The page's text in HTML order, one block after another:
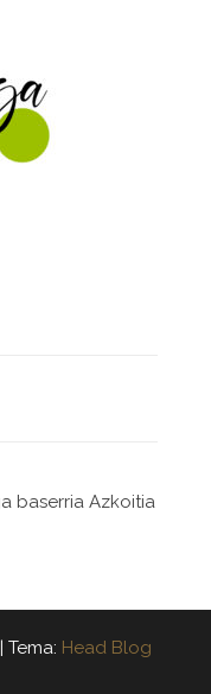
baserria Azkoitia
| Tema: Head Blog